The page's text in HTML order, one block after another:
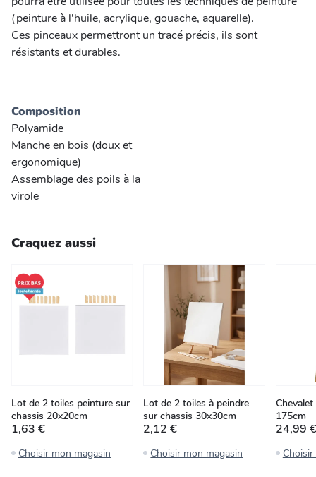
(peinture à l'huile, acrylique, gouache, aquarelle).
Ces pinceaux permettront un tracé précis, ils sont
résistants et durables.
Composition
Polyamide
Manche en bois (doux et
ergonomique)
Assemblage des poils à la
virole
Craquez aussi
Lot de 2 toiles peinture sur
chassis 20x20cm
1,63 €
Choisir mon magasin
Lot de 2 toiles à peindre
sur chassis 30x30cm
2,12 €
Choisir mon magasin
175cm
24,99 €